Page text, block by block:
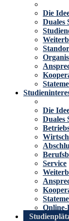
Die
Duales
Die
Duales
Service
Online-